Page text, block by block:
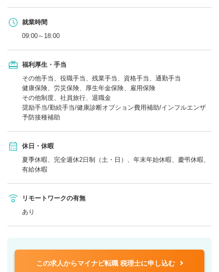
就業時間
09:00～18:00
福利厚生・手当
その他手当、役職手当、残業手当、資格手当、通勤手当
健康保険、労災保険、厚生年金保険、雇用保険
その他制度、社員旅行、退職金
奨励手当/勤続手当/健康診断オプション費用補助/インフルエンザ
予防接種補助
休日・休暇
夏季休暇、完全週休2日制（土・日）、年末年始休暇、慶弔休暇、
有給休暇
リモートワークの有無
あり
この求人からマイナビ転職 税理士に申し込む